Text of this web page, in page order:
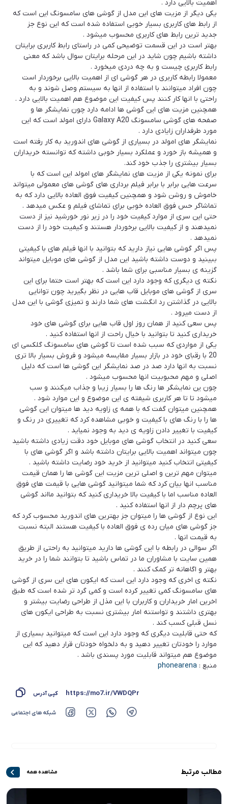
اهمیت بالایی دارد .
یکی دیگر از مزیت های این مدل از گوشی های سامسونگ این است که
از رابط های کاربری بسیار خوبی استفاده شده است که این نوع جز
جدید ترین رابط های کاربری محسوب میشود .
بهتر است در این قسمت توضیحی کمی در راستای رابط کاربری برایتان
داشته باشیم چون شاید در این مرحله برایتان سوال باشد که معنی
رابط کاربری چیست و به چه دردی میخورد .
معمولا رابطه کاربری در هر گوشی ای از اهمیت بالایی برخوردار است
چون افراد میتوانند با استفاده از انها به سیستم وصل شوند و به
راحتی با انها کار کنند پس کیفیت این موضوع هم اهمیت بالایی دارد .
همچنین مزیت های این گوشی ها ادامه دارد چون نمایشگر ها و
صفحه های گوشی سامسونگ Galaxy A20 دارای امولد است که این
مورد طرفداران زایادی دارد .
نمایشگر های امولد در بسیاری از گوشی های اندورید به کار رفته است
و همیشه باز خورد و عملکرد بسیار خوبی داشته که توانسته خریداران
بسیار بیشتری را جذب خود کند.
برای نمونه یکی از مزیت های نمایشگر های امولد این است که با
سرعت هایی برابر با برابر فیلم برداری های گوشی های معمولی میتواند
خاموش و روشن شود و همچنین کیفیت فوق العاده بالایی دارد که به
تماشاگر حس فوق العاده خوبی برای تماشای فیلم و عکس میدهد .
حتی این سری از موارد کیفیت خود را در زیر نور خورشید نیز از دست
نمیدهند و از کیفیت بالایی برخوردار هستند و کیفیت خود را از دست
نمیدهد .
پس اگر گوشی هایی نیاز دارید که بتوانید با انها فیلم های با کیفیتی
ببینید و دوست داشته باشید این مدل از گوشی های موبایل میتواند
گزینه ی بسیار مناسبی برای شما باشد .
نکته ی دیگری که وجود دارد این است که بهتر است حتما برای این
سری از گوشی های موبایل قاب هایی در نظر بگیرید چون توانایی
بالایی در گذاشتن رد انگشت های شما دارند و تمیزی گوشی با این مدل
از دست میرود .
پس سعی کنید از همان روز اول قاب هایی برای گوشی های خود
خریداری کنید تا بتوانید با خیال راحت از انها استفاده کنید .
یکی از مواردی که سبب شده است تا گوشی های سامسونگ گلکسی ای
20 با رقبای خود در بازار بسیار مقایسه میشود و فروش بسیار بالا تری
نسبت به انها دارد صد در صد نمایشگر این گوشی ها است که دلیل
اصلی و مهم محبوبیت انها محسوب میشود .
چون ین نمایشگر ها رنگ ها را بسیار زیبا و جذاب میکنند و سب
میشود تا تا هر کاربری شیفته ی این موضوع و این موارد شود .
همچنین میتوان گفت که با همه ی زاویه دید ها میتوان این گوشی
ها را با رنگ های با کیفیت و خوبی مشاهده کرد که تغییری در رنگ و
کیفیت با تغییر دادن زاویه ی دید به وجود نمیاید .
سعی کنید در انتخاب گوشی های موبایل خود دقت زیادی داشته باشید
چون میتواند اهمیت بالایی برایتان داشته باشد و اگر گوشی های با
کیفیتی انتخاب کنید میتوانید از خرید خود رضایت داشته باشید .
میتوان مهم ترین و اصلی ترین مزیت این گوشی ها را همان قیمت
مناسب انها بیان کرد که شما میتوانید گوشی هایی با قیمت های فوق
العاده مناسب اما با کیفیت بالا خریداری کنید که بتوانید مااند گوشی
های پرچم دار از انها استفاده کنید .
این نوع از گوشی ها را میتوان جز بهترین های اندورید محسوب کرد که
جز گوشی های میان رده ی فوق العاده با کیفیت هستند البته نسبت
به قیمت انها .
اگر سوالی در رابطه با این گوشی ها دارید میتوانید به راحتی از طریق
همین سایت با مشاوران ما در تماس باشید تا بتوانند شما را در خرید
بهتر و اگاهانه تر کمک کنند .
نکته ی اخری که وجود دارد این است که ایکون های این سری از گوشی
های سامسونگ کمی تغییر کرده است و کمی گرد تر شده است که طبق
اخرین امار خریداران و کاربران با این مذل از طراحی رضایت بیشتر و
بهتری داشتند و تواستنه امار بیشتری نسبت به طراحی ایکون های
نسل قبلی کسب کند .
که حتی قابلیت دیگری که وجود دارد این است که میتوانید بسیاری از
موارد را خودتان تغییر دهید و به دلخواه خودتان قرار دهید که این
موضوع هم میتواند قابلیت مورد پسندی باشد .
منبع : phonearena
https://mo7.ir/VWDQPr کپی آدرس
شبکه های اجتماعی
مطالب مرتبط مشاهده همه